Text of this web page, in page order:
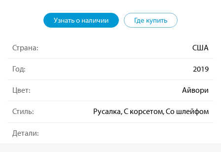
Узнать о наличии Где купить
Страна: США
Год: 2019
Цвет: Айвори
Стиль: Русалка, С корсетом, Со шлейфом
Детали: